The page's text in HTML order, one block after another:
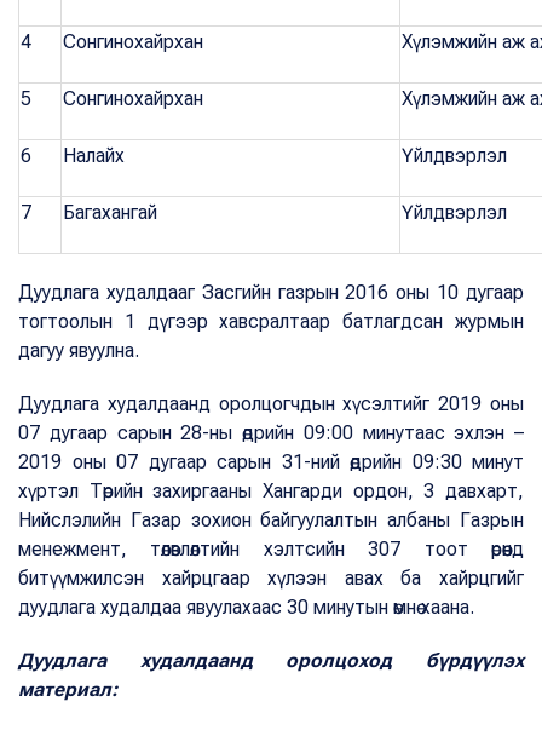
4 Сонгинохайрхан Хүлэмжийн аж
5 Сонгинохайрхан Хүлэмжийн аж
6 Налайх Үйлдвэрлэл
7 Багахангай Үйлдвэрлэл
Дуудлага худалдааг Засгийн газрын 2016 оны 10 дугаар
тогтоолын 1 дүгээр хавсралтаар батлагдсан журмын
дагуу явуулна.
Дуудлага худалдаанд оролцогчдын хүсэлтийг 2019 оны
07 дугаар сарын 28-ны өдрийн 09:00 минутаас эхлэн –
2019 оны 07 дугаар сарын 31-ний өдрийн 09:30 минут
хүртэл Төрийн захиргааны Хангарди ордон, 3 давхарт,
Нийслэлийн Газар зохион байгуулалтын албаны Газрын
менежмент, төлөвлөлтийн хэлтсийн 307 тоот өрөөнд
битүүмжилсэн хайрцгаар хүлээн авах ба хайрцгийг
дуудлага худалдаа явуулахаас 30 минутын өмнө хаана.
Дуудлага худалдаанд оролцоход бүрдүүлэх
материал: